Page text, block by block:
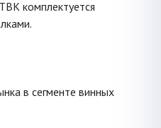
комплектуется
в сегменте винных